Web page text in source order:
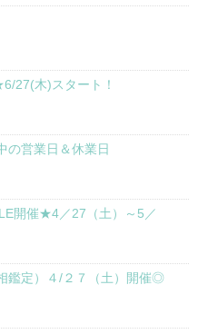
27(木)スタート！
の営業日＆休業日
開催★4／27（土）～5／
鑑定）４/２７（土）開催◎